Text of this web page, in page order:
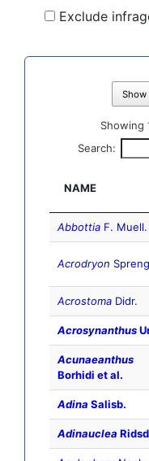
Exclude
Show
Showing
Search:
NAME
Abbottia F. Muell.
Acrodryon
Acrostoma Didr.
Acrosynanthus
Acunaeanthus
Borhidi et al.
Adina Salisb.
Adinauclea